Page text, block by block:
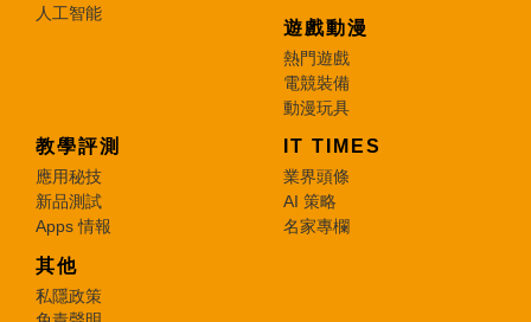
人工智能
遊戲動漫
熱門遊戲
電競裝備
動漫玩具
教學評測
應用秘技
新品測試
Apps 情報
IT TIMES
業界頭條
AI 策略
名家專欄
其他
私隱政策